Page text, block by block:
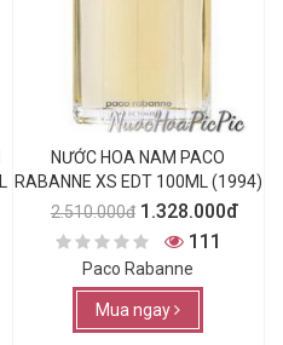
NƯỚC HOA NAM PACO
RABANNE XS EDT 100ML (1994)
2.510.000đ 1.328.000đ
111
Paco Rabanne
Mua ngay